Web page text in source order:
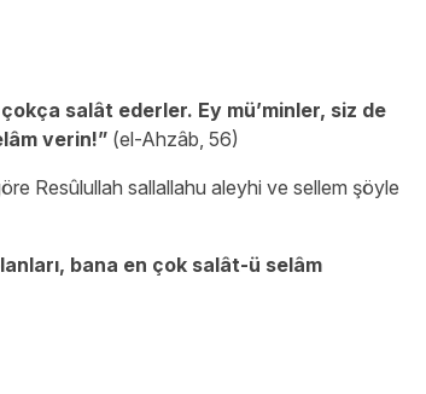
salât ederler. Ey mü’minler, siz de
verin!” (el-Ahzâb, 56)
Resûlullah sallallahu aleyhi ve sellem şöyle
bana en çok salât-ü selâm